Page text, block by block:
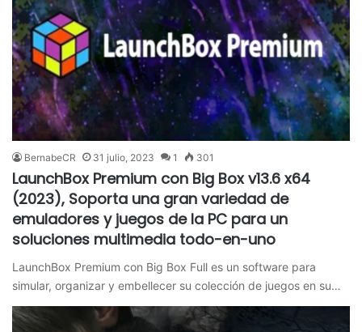
BernabeCR 31 julio, 2023 1 301
LaunchBox Premium con Big Box v13.6 x64
(2023), Soporta una gran variedad de
emuladores y juegos de la PC para un
soluciones multimedia todo-en-uno
LaunchBox Premium con Big Box Full es un software para
simular, organizar y embellecer su colección de juegos en su…